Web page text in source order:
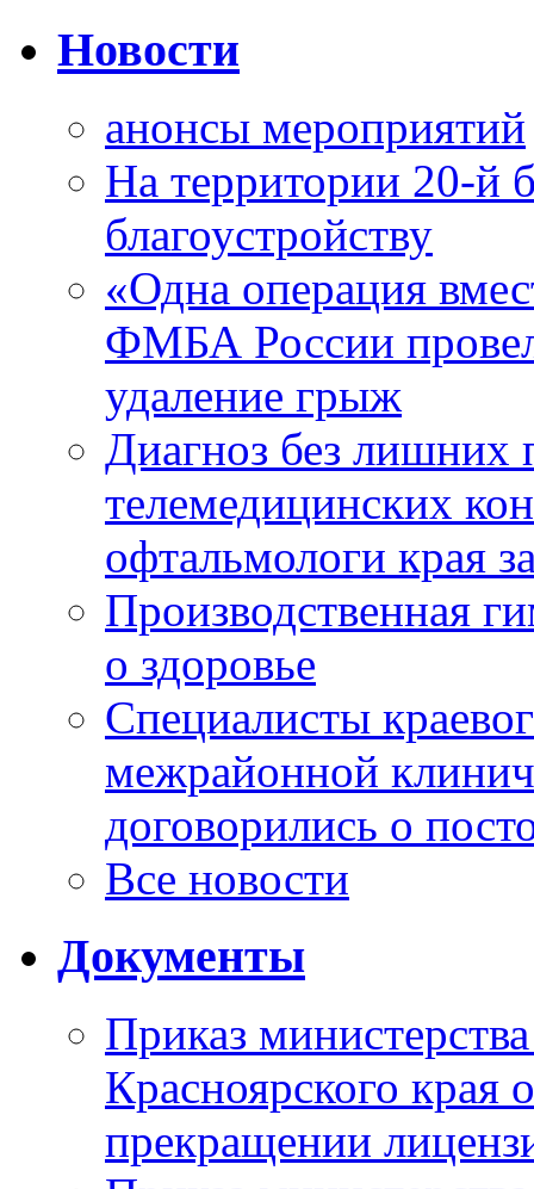
Новости
анонсы мероприятий
На территории 20-й
благоустройству
«Одна операция
ФМБА России
удаление грыж
Диагноз без лишних
телемедицинских
офтальмологи края
Производственная
о здоровье
Специалисты
межрайонной
договорились о
Все новости
Документы
Приказ
Красноярского
прекращении